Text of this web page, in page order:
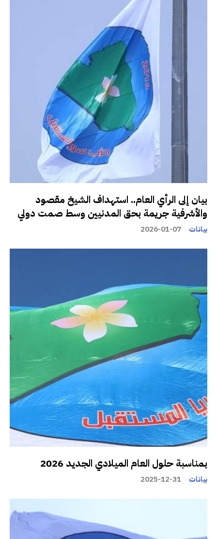
بيان إلى الرأي العام.. استهداف الشيخ مقصود
والأشرفية جريمة بحق المدنيين وسط صمت دولي
بيانات 2026-01-07
بمناسبة حلول العام الميلادي الجديد 2026
بيانات 2025-12-31